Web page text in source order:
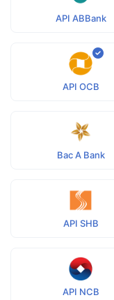
API ABBank
API OCB
Bac A Bank
API SHB
API NCB